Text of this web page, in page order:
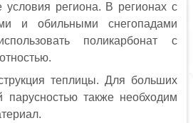
условия региона. В регионах с
и обильными снегопадами
поликарбонат с
теплицы. Для больших
парусностью также необходим